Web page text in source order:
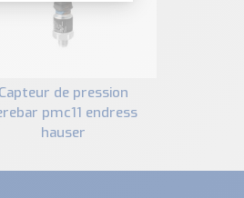
capteur de pression
pmc11 endress
hauser